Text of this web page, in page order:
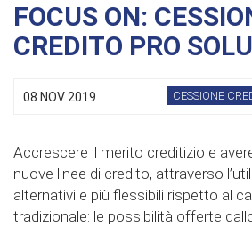
FOCUS ON:
CREDITO PRO
08 NOV 2019 CESSIONE
Accrescere il merito creditizio e
nuove linee di credito, attraverso
alternativi e più flessibili rispetto al
tradizionale: le possibilità offerte